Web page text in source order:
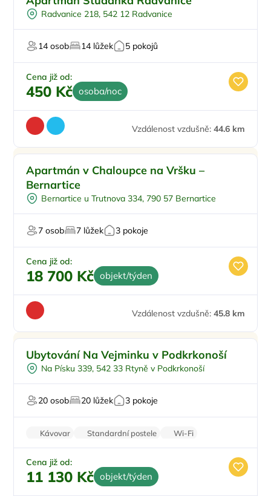
Radvanice 218, 542 12 Radvanice
14 osob 14 lůžek 5 pokojů
Cena již od:
450 Kč osoba/noc
Vzdálenost vzdušně: 44.6 km
Apartmán v Chaloupce na Vršku –
Bernartice
Bernartice u Trutnova 334, 790 57 Bernartice
7 osob 7 lůžek 3 pokoje
Cena již od:
18 700 Kč objekt/týden
Vzdálenost vzdušně: 45.8 km
Vířivka
Pro majitele mazlíčků
Ubytování Na Vejminku v Podkrkonoší
Na Písku 339, 542 33 Rtyně v Podkrkonoší
20 osob 20 lůžek 3 pokoje
Kávovar Standardní postele
Wi-Fi
Balkon/terasa
Zvířata povolena
Cena již od:
11 130 Kč objekt/týden